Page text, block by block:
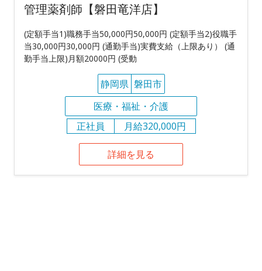
管理薬剤師【磐田竜洋店】
(定額手当1)職務手当50,000円50,000円 (定額手当2)役職手
当30,000円30,000円 (通勤手当)実費支給（上限あり） (通
勤手当上限)月額20000円 (受動
静岡県 磐田市
医療・福祉・介護
正社員
月給320,000円
詳細を見る